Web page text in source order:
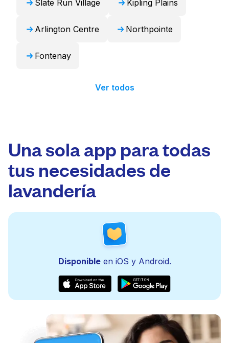
Slate Run Village Kipling Plains
Arlington Centre Northpointe
Fontenay
Ver todos
Una sola app para todas
tus necesidades de
lavandería
Disponibleen iOS y Android.